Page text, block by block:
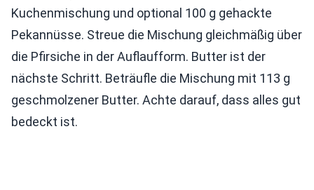
Kuchenmischung und optional 100 g gehackte
Pekannüsse. Streue die Mischung gleichmäßig über
die Pfirsiche in der Auflaufform. Butter ist der
nächste Schritt. Beträufle die Mischung mit 113 g
geschmolzener Butter. Achte darauf, dass alles gut
bedeckt ist.